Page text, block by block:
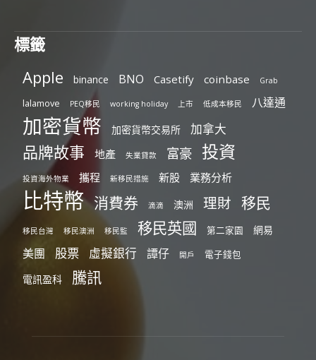
標籤
Apple binance BNO Casetify coinbase Grab
lalamove PEQ移民 working holiday 上市 低成本移民 八達通
加密貨幣 加密貨幣交易所 加拿大
品牌故事 地產 失業貸款 富豪 投資
投資海外物業 攜程 新移民措施 新股 業務分析
比特幣 消費券 滴滴 澳洲 理財 移民
移民台灣 移民澳洲 移民監 移民英國 第二家園 網易
美團 股票 虛擬銀行 譚仔 開戶 電子錢包
電訊盈科 騰訊